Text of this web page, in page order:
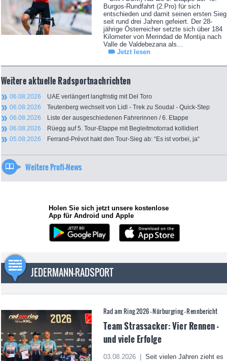
Burgos-Rundfahrt (2.Pro) für sich
entschieden und damit seinen ersten Sieg
seit rund drei Jahren gefeiert. Der 28-
jährige Österreicher setzte sich über 184
Kilometer von Merindad de Montija nach
Valle de Valdebezana als...
Jetzt lesen
Weitere aktuelle Radsportnachrichten
06.08.2026 UAE verlängert langfristig mit Del Toro
06.08.2026 Teutenberg wechselt von Lidl - Trek zu Soudal - Quick-Step
06.08.2026 Liste der ausgeschiedenen Fahrerinnen / 6. Etappe
06.08.2026 Rüegg auf 5. Tour-Etappe mit Begleitmotorrad kollidiert
05.08.2026 Ferrand-Prévot hakt den Tour-Sieg ab: “Es ist vorbei, ja“
Weitere Profi-News
Holen Sie sich jetzt unsere kostenlose
App für Android und Apple
JEDERMANN-RADSPORT
Rad am Ring 2026 - Nürburgring - Rennbericht
Team Strassacker: Vier Rennen -
und viele Erfolge
03.08.2026 |
Seit vielen Jahren zieht es